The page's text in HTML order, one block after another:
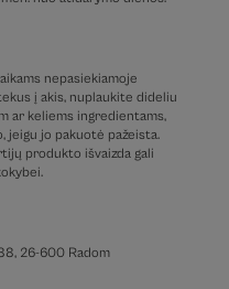
nepasiekiamoje
į akis, nuplaukite dideliu
ar keliems ingredientams,
jeigu jo pakuotė pažeista.
produkto išvaizda gali
26-600 Radom